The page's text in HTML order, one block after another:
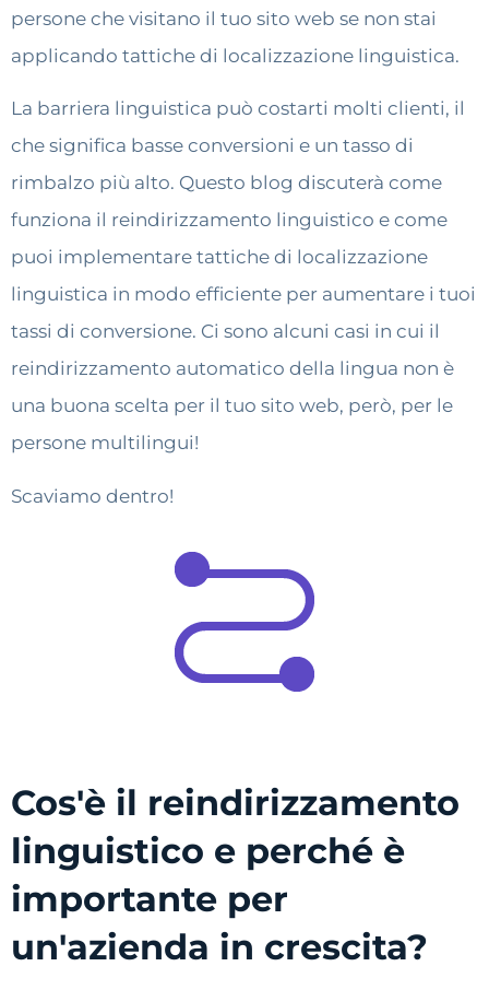
persone che visitano il tuo sito web se non stai
applicando tattiche di localizzazione linguistica.
La barriera linguistica può costarti molti clienti, il
che significa basse conversioni e un tasso di
rimbalzo più alto. Questo blog discuterà come
funziona il reindirizzamento linguistico e come
puoi implementare tattiche di localizzazione
linguistica in modo efficiente per aumentare i tuoi
tassi di conversione. Ci sono alcuni casi in cui il
reindirizzamento automatico della lingua non è
una buona scelta per il tuo sito web, però, per le
persone multilingui!
Scaviamo dentro!
Cos'è il reindirizzamento
linguistico e perché è
importante per
un'azienda in crescita?